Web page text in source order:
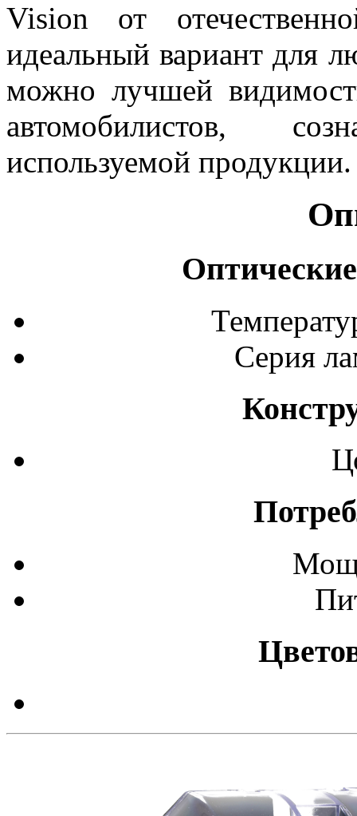
Vision от
идеальный вариант для
можно лучшей
автомобилистов,
используемой продукции.
Серия